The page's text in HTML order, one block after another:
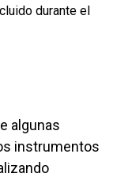
durante el
algunas
instrumentos